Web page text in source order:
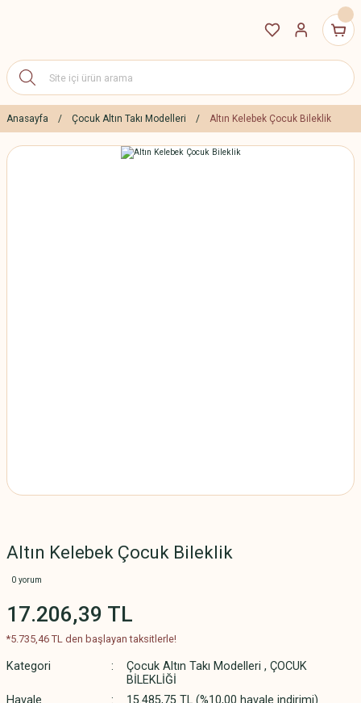
Anasayfa Çocuk Altın Takı Modelleri Altın Kelebek Çocuk Bileklik
Altın Kelebek Çocuk Bileklik
0 yorum
17.206,39 TL
*5.735,46 TL den başlayan taksitlerle!
Kategori Çocuk Altın Takı Modelleri , ÇOCUK
BİLEKLİĞİ
Havale
15.485,75 TL (%10,00 havale indirimi)